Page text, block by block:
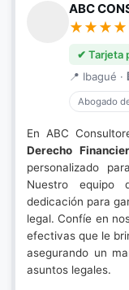
ABC
✔ Tarjeta
📍 Ibagué ·
Abogado
En ABC
Derecho
personalizado
Nuestro equipo
dedicación para
legal. Confíe en
efectivas que le
asegurando un
asuntos legales.